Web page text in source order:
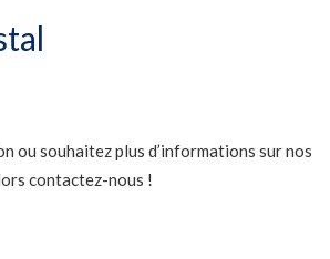
ou souhaitez plus d’informations sur nos
contactez-nous !